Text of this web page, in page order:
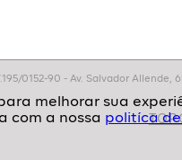
politíca
0152-90 - Av. Salvador